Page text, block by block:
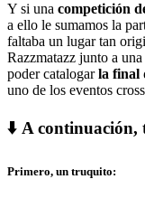
Y si una competición
a ello le sumamos la
faltaba un lugar tan
Razzmatazz junto a
poder catalogarla final
uno de los eventos
⬇️ A continuación,
Primero, un truquito: